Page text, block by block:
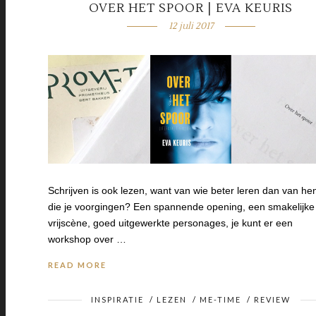
OVER HET SPOOR | EVA KEURIS
12 juli 2017
Schrijven is ook lezen, want van wie beter leren dan van
die je voorgingen? Een spannende opening, een smakelijke
vrijscène, goed uitgewerkte personages, je kunt er een
workshop over …
READ MORE
INSPIRATIE / LEZEN / ME-TIME / REVIEW